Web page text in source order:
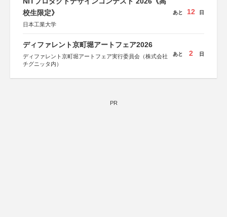
校生限定》
日本工業大学
あと 12 日
ディファレント京町堀アートフェア2026
ディファレント京町堀アートフェア実行委員会（株式会社
チグニッタ内）
あと 2 日
PR